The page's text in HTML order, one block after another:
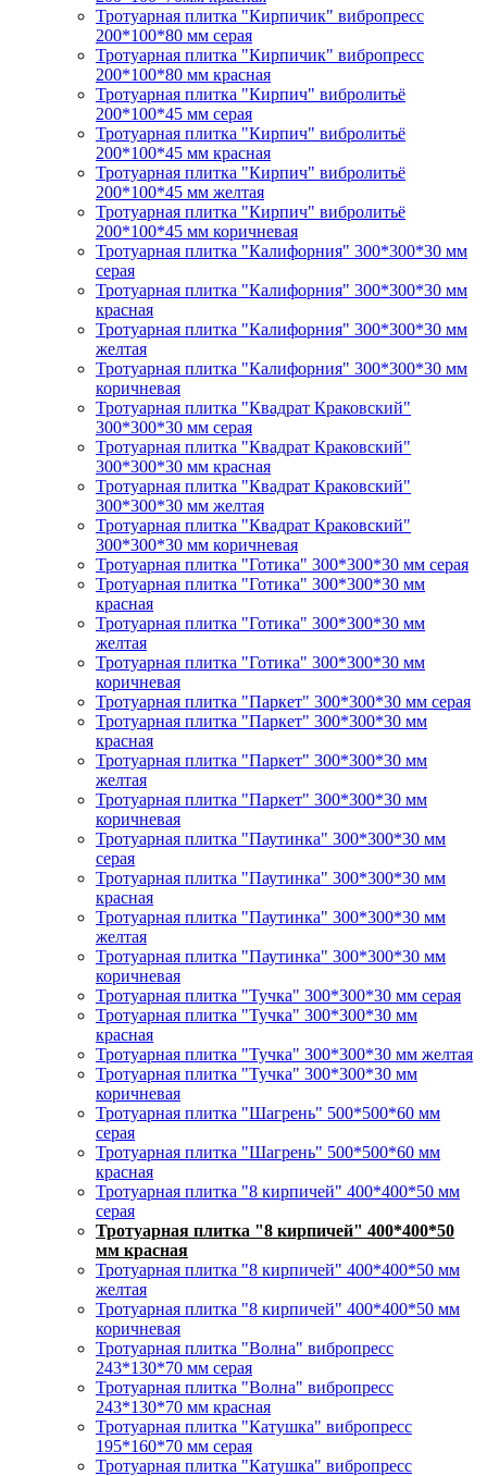
Тротуарная плитка "Кирпичик" вибропресс
200*100*80 мм серая
Тротуарная плитка "Кирпичик" вибропресс
200*100*80 мм красная
Тротуарная плитка "Кирпич" вибролитьё
200*100*45 мм серая
Тротуарная плитка "Кирпич" вибролитьё
200*100*45 мм красная
Тротуарная плитка "Кирпич" вибролитьё
200*100*45 мм желтая
Тротуарная плитка "Кирпич" вибролитьё
200*100*45 мм коричневая
Тротуарная плитка "Калифорния" 300*300*30 мм
серая
Тротуарная плитка "Калифорния" 300*300*30 мм
красная
Тротуарная плитка "Калифорния" 300*300*30 мм
желтая
Тротуарная плитка "Калифорния" 300*300*30 мм
коричневая
Тротуарная плитка "Квадрат Краковский"
300*300*30 мм серая
Тротуарная плитка "Квадрат Краковский"
300*300*30 мм красная
Тротуарная плитка "Квадрат Краковский"
300*300*30 мм желтая
Тротуарная плитка "Квадрат Краковский"
300*300*30 мм коричневая
Тротуарная плитка "Готика" 300*300*30 мм серая
Тротуарная плитка "Готика" 300*300*30 мм
красная
Тротуарная плитка "Готика" 300*300*30 мм
желтая
Тротуарная плитка "Готика" 300*300*30 мм
коричневая
Тротуарная плитка "Паркет" 300*300*30 мм серая
Тротуарная плитка "Паркет" 300*300*30 мм
красная
Тротуарная плитка "Паркет" 300*300*30 мм
желтая
Тротуарная плитка "Паркет" 300*300*30 мм
коричневая
Тротуарная плитка "Паутинка" 300*300*30 мм
серая
Тротуарная плитка "Паутинка" 300*300*30 мм
красная
Тротуарная плитка "Паутинка" 300*300*30 мм
желтая
Тротуарная плитка "Паутинка" 300*300*30 мм
коричневая
Тротуарная плитка "Тучка" 300*300*30 мм серая
Тротуарная плитка "Тучка" 300*300*30 мм
красная
Тротуарная плитка "Тучка" 300*300*30 мм желтая
Тротуарная плитка "Тучка" 300*300*30 мм
коричневая
Тротуарная плитка "Шагрень" 500*500*60 мм
серая
Тротуарная плитка "Шагрень" 500*500*60 мм
красная
Тротуарная плитка "8 кирпичей" 400*400*50 мм
серая
Тротуарная плитка "8 кирпичей" 400*400*50
мм красная
Тротуарная плитка "8 кирпичей" 400*400*50 мм
желтая
Тротуарная плитка "8 кирпичей" 400*400*50 мм
коричневая
Тротуарная плитка "Волна" вибропресс
243*130*70 мм серая
Тротуарная плитка "Волна" вибропресс
243*130*70 мм красная
Тротуарная плитка "Катушка" вибропресс
195*160*70 мм серая
Тротуарная плитка "Катушка" вибропресс